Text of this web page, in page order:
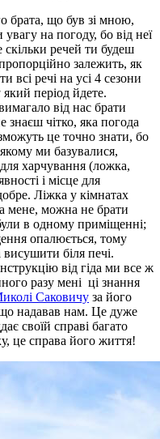
брата, що був зі мною,
на погоду, бо від неї
речей ти будеш
залежить, як
всі речі на усі 4 сезони
період йдете.
від нас брати
знаєш чітко, яка погода
це точно знати, бо
ми базувалися,
харчування (ложка,
і місце для
Ліжка у кімнатах
мене, можна не брати
в одному приміщенні;
опалюється, тому
біля печі.
від гіда ми все ж
разу мені ці знання
Саковичу за його
надавав нам. Це дуже
своїй справі багато
це справа його життя!